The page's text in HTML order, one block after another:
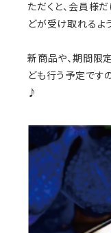
ただくと、会員様
どが受け取れるよ
新商品や、期間限
ども行う予定です
♪